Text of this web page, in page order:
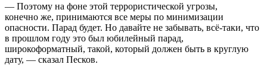
— Поэтому на фоне этой террористической угрозы,
конечно же, принимаются все меры по минимизации
опасности. Парад будет. Но давайте не забывать, всё-таки, что
в прошлом году это был юбилейный парад,
широкоформатный, такой, который должен быть в круглую
дату, — сказал Песков.